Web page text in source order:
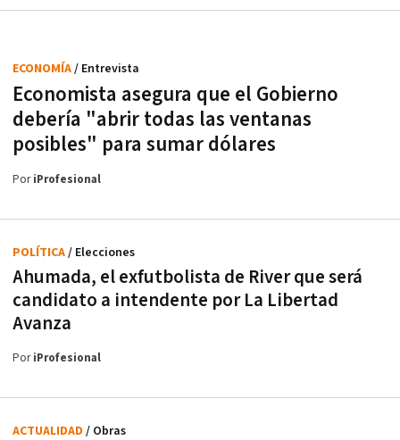
Economista asegura que el Gobierno
debería "abrir todas las ventanas
posibles" para sumar dólares
ECONOMÍA/ Entrevista
PoriProfesional
Ahumada, el exfutbolista de River que será
candidato a intendente por La Libertad
Avanza
POLÍTICA/ Elecciones
PoriProfesional
ACTUALIDAD / Obras